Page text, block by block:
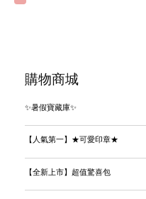
購物商城
✨暑假寶藏庫✨
【人氣第一】★可愛印章★
【全新上市】超值驚喜包